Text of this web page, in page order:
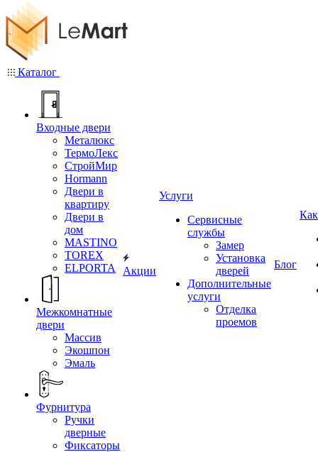
Каталог
Входные двери
Металюкс
ТермоЛекс
СтройМир
Hormann
Двери в
квартиру
Двери в
дом
MASTINO
TOREX
ELPORTA
Межкомнатные
двери
Массив
Экошпон
Эмаль
Фурнитура
Ручки
дверные
Фиксаторы
Акции
Услуги
Сервисные
службы
Замер
Установка
дверей
Дополнительные
услуги
Отделка
проемов
Блог